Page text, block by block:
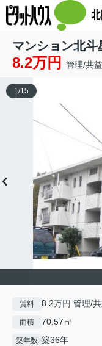
マンション北斗
8.2万円 管理/共
1/15
賃料 8.2万円 管理/
面積 70.57㎡
築年数 築36年